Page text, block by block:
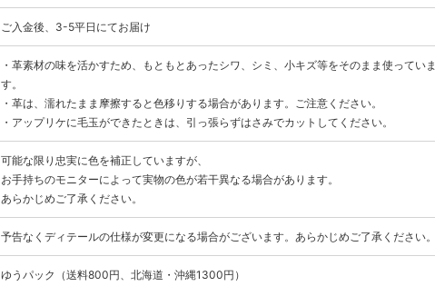
ご入金後、3-5平日にてお届け
・革素材の味を活かすため、もともとあったシワ、シミ、小キズ等をそのまま使っていま
す。
・革は、濡れたまま摩擦すると色移りする場合があります。ご注意ください。
・アップリケに毛玉ができたときは、引っ張らずはさみでカットしてください。
可能な限り忠実に色を補正していますが、
お手持ちのモニターによって実物の色が若干異なる場合があります。
あらかじめご了承ください。
予告なくディテールの仕様が変更になる場合がございます。あらかじめご了承ください。
ゆうパック（送料800円、北海道・沖縄1300円）